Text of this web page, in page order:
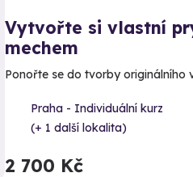
Vytvořte si vlastní
mechem
Ponořte se do tvorby originálního
Praha - Individuální kurz
(+ 1 další lokalita)
2 700 Kč